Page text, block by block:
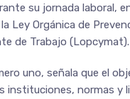
su jornada laboral,
Ley Orgánica de
de Trabajo (Lopcymat).
uno, señala que el
instituciones, normas y